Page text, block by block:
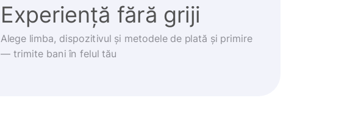
Experiență fără griji
Alege limba, dispozitivul și metodele de plată și primire
— trimite bani în felul tău